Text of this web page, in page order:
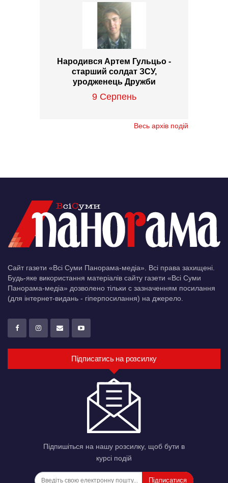
Народився Артем Гульцьо -
старший солдат ЗСУ,
уродженець Дружби
9 Серпень
Весь архів подій
Сайт газети «Всі Суми Панорама-медіа». Всі права захищені.
Будь-яке використання матеріалів сайту газети «Всі Суми
Панорама-медіа» дозволено тільки c зазначенням посилання
(для інтернет-видань - гіперпосилання) на джерело.
Підписатись на розсилку
Підпишіться на нашу розсилку, щоб бути в
курсі подій
Підписатися